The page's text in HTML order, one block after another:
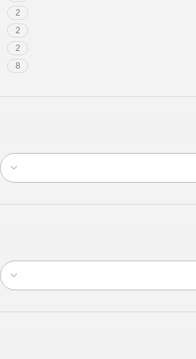
1
1
1
1
1
1
1
1
1
1
2
2
2
8